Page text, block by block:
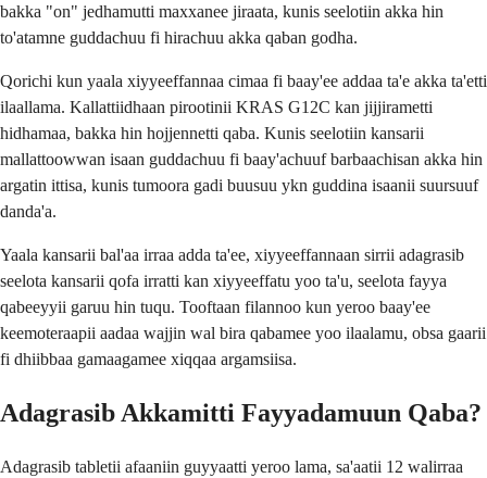
bakka "on" jedhamutti maxxanee jiraata, kunis seelotiin akka hin
to'atamne guddachuu fi hirachuu akka qaban godha.
Qorichi kun yaala xiyyeeffannaa cimaa fi baay'ee addaa ta'e akka ta'etti
ilaallama. Kallattiidhaan pirootinii KRAS G12C kan jijjirametti
hidhamaa, bakka hin hojjennetti qaba. Kunis seelotiin kansarii
mallattoowwan isaan guddachuu fi baay'achuuf barbaachisan akka hin
argatin ittisa, kunis tumoora gadi buusuu ykn guddina isaanii suursuuf
danda'a.
Yaala kansarii bal'aa irraa adda ta'ee, xiyyeeffannaan sirrii adagrasib
seelota kansarii qofa irratti kan xiyyeeffatu yoo ta'u, seelota fayya
qabeeyyii garuu hin tuqu. Tooftaan filannoo kun yeroo baay'ee
keemoteraapii aadaa wajjin wal bira qabamee yoo ilaalamu, obsa gaarii
fi dhiibbaa gamaagamee xiqqaa argamsiisa.
Adagrasib Akkamitti Fayyadamuun Qaba?
Adagrasib tabletii afaaniin guyyaatti yeroo lama, sa'aatii 12 walirraa